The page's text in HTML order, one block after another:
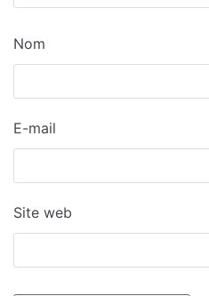
Nom
E-mail
Site web